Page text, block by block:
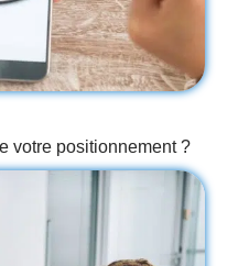
votre positionnement ?